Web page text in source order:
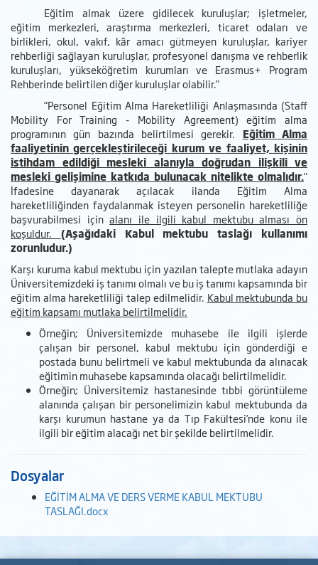
Eğitim almak üzere gidilecek kuruluşlar; işletmeler,
eğitim merkezleri, araştırma merkezleri, ticaret odaları ve
birlikleri, okul, vakıf, kâr amacı gütmeyen kuruluşlar, kariyer
rehberliği sağlayan kuruluşlar, profesyonel danışma ve rehberlik
kuruluşları, yükseköğretim kurumları ve Erasmus+ Program
Rehberinde belirtilen diğer kuruluşlar olabilir.”
“Personel Eğitim Alma Hareketliliği Anlaşmasında (Staff
Mobility For Training - Mobility Agreement) eğitim alma
programının gün bazında belirtilmesi gerekir. Eğitim Alma
faaliyetinin gerçekleştirileceği kurum ve faaliyet, kişinin
istihdam edildiği mesleki alanıyla doğrudan ilişkili ve
mesleki gelişimine katkıda bulunacak nitelikte olmalıdır.”
İfadesine dayanarak açılacak ilanda Eğitim Alma
hareketliliğinden faydalanmak isteyen personelin hareketliliğe
başvurabilmesi içinalanı ile ilgili kabul mektubu alması ön
koşuldur. (Aşağıdaki Kabul mektubu taslağı kullanımı
zorunludur.)
Karşı kuruma kabul mektubu için yazılan talepte mutlaka adayın
Üniversitemizdeki iş tanımı olmalı ve bu iş tanımı kapsamında bir
eğitim alma hareketliliği talep edilmelidir. Kabul mektubunda bu
eğitim kapsamı mutlaka belirtilmelidir.
Örneğin; Üniversitemizde muhasebe ile ilgili işlerde
çalışan bir personel, kabul mektubu için gönderdiği e
postada bunu belirtmeli ve kabul mektubunda da alınacak
eğitimin muhasebe kapsamında olacağı belirtilmelidir.
Örneğin; Üniversitemiz hastanesinde tıbbi görüntüleme
alanında çalışan bir personelimizin kabul mektubunda da
karşı kurumun hastane ya da Tıp Fakültesi’nde konu ile
ilgili bir eğitim alacağı net bir şekilde belirtilmelidir.
Dosyalar
EĞİTİM ALMA VE DERS VERME KABUL MEKTUBU
TASLAĞI.docx